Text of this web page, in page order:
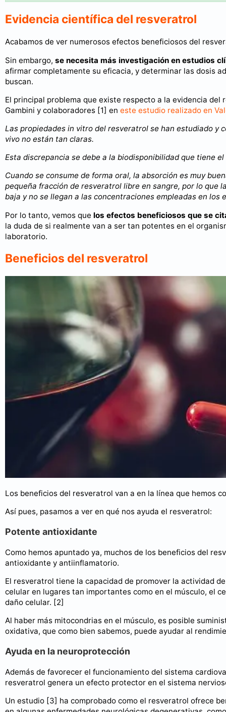
Evidencia científica del resveratrol
Acabamos de ver numerosos efectos beneficiosos del
Sin embargo, se necesita más investigación en estudios
afirmar completamente su eficacia, y determinar las dosis
buscan.
El principal problema que existe respecto a la evidencia
Gambini y colaboradores [1] en este estudio realizado en
Las propiedades in vitro del resveratrol se han estudiado y
vivo no están tan claras.
Esta discrepancia se debe a la biodisponibilidad que tiene
Cuando se consume de forma oral, la absorción es muy
pequeña fracción de resveratrol libre en sangre, por lo que
baja y no se llegan a las concentraciones empleadas en los
Por lo tanto, vemos que los efectos beneficiosos que se
la duda de si realmente van a ser tan potentes en el
laboratorio.
Beneficios del resveratrol
Los beneficios del resveratrol van a en la línea que hemos
Así pues, pasamos a ver en qué nos ayuda el resveratrol:
Potente antioxidante
Como hemos apuntado ya, muchos de los beneficios del
antioxidante y antiinflamatorio.
El resveratrol tiene la capacidad de promover la actividad
celular en lugares tan importantes como en el músculo, el
daño celular. [2]
Al haber más mitocondrias en el músculo, es posible
oxidativa, que como bien sabemos, puede ayudar al
Ayuda en la neuroprotección
Además de favorecer el funcionamiento del sistema
resveratrol genera un efecto protector en el sistema
Un estudio [3] ha comprobado como el resveratrol ofrece